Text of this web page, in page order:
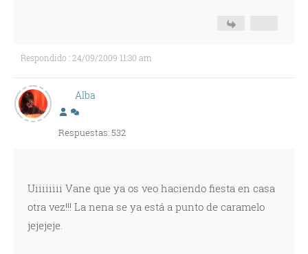
Respondido : 24/09/2009 11:30 am
Alba
Respuestas: 532
Uiiiiiiii Vane que ya os veo haciendo fiesta en casa
otra vez!!! La nena se ya está a punto de caramelo
jejejeje.